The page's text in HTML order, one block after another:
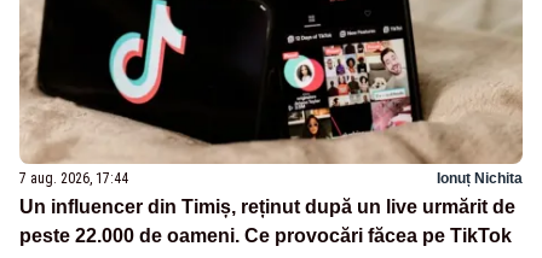
7 aug. 2026, 17:44 Ionuț Nichita
Un influencer din Timiș, reținut după un live urmărit de
peste 22.000 de oameni. Ce provocări făcea pe TikTok